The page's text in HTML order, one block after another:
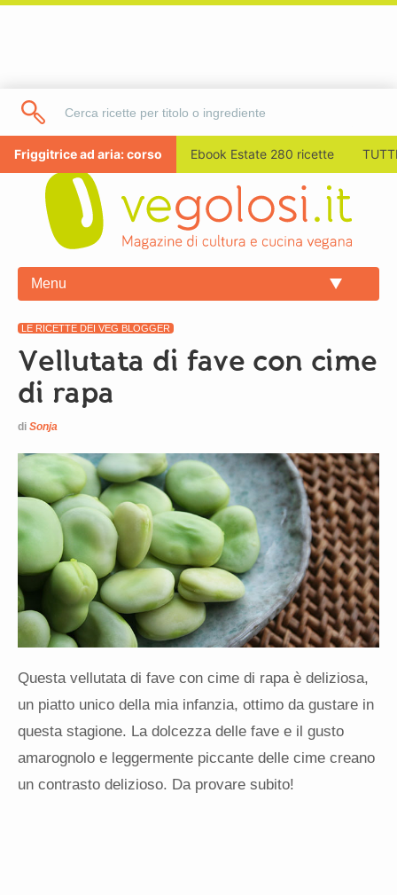
Friggitrice ad aria: corso Ebook Estate 280 ricette
Menu
LE RICETTE DEI VEG BLOGGER
Vellutata di fave con cime
di rapa
di Sonja
Questa vellutata di fave con cime di rapa è deliziosa,
un piatto unico della mia infanzia, ottimo da gustare in
questa stagione. La dolcezza delle fave e il gusto
amarognolo e leggermente piccante delle cime creano
un contrasto delizioso. Da provare subito!